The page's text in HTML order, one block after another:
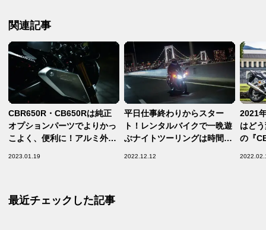
関連記事
CBR650R・CB650Rは純正
オプションパーツでよりかっ
こよく、便利に！アルミ外
2023.01.19
平日仕事終わりからスター
ト！レンタルバイクで一晩遊
ぶナイトツーリングは時間を
2022.12.12
2021
はど
の『
最近チェックした記事